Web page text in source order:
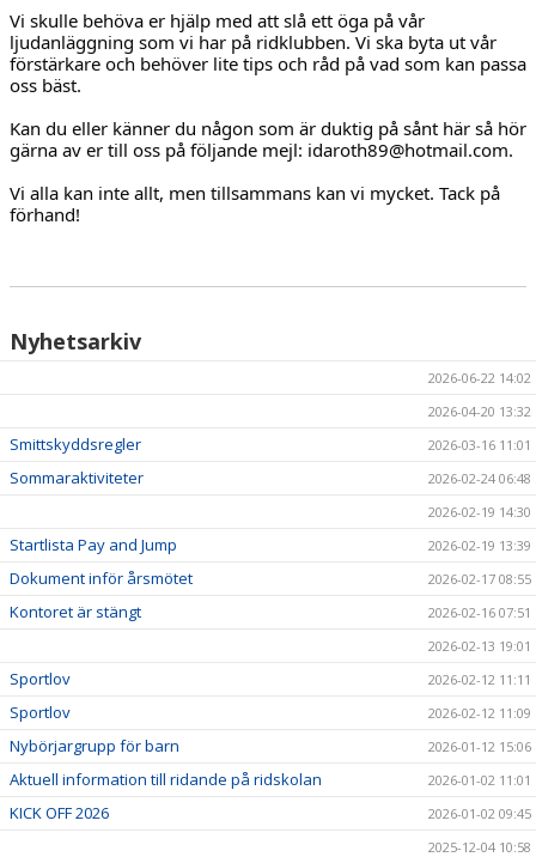
HÄSTAR
KALENDER
Vi skulle behöva er hjälp med att slå ett öga på vår
ljudanläggning som vi har på ridklubben. Vi ska byta ut vår
förstärkare och behöver lite tips och råd på vad som kan passa
oss bäst.
Kan du eller känner du någon som är duktig på sånt här så hör
gärna av er till oss på följande mejl: idaroth89@hotmail.com.
Vi alla kan inte allt, men tillsammans kan vi mycket. Tack på
förhand!
Nyhetsarkiv
2026-06-22 14:02
2026-04-20 13:32
Smittskyddsregler 2026-03-16 11:01
Sommaraktiviteter
2026-02-24 06:48
2026-02-19 14:30
Startlista Pay and Jump 2026-02-19 13:39
Dokument inför årsmötet 2026-02-17 08:55
Kontoret är stängt
2026-02-16 07:51
2026-02-13 19:01
Sportlov 2026-02-12 11:11
Sportlov 2026-02-12 11:09
Nybörjargrupp för barn 2026-01-12 15:06
Aktuell information till ridande på ridskolan 2026-01-02 11:01
KICK OFF 2026
2026-01-02 09:45
2025-12-04 10:58